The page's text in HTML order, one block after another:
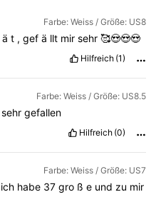
Farbe: Weiss / Größe: US8
ä t , gef ä llt mir sehr 🥰😍😍😍
Hilfreich (1)
Farbe: Weiss / Größe: US8.5
sehr gefallen
Hilfreich (0)
Farbe: Weiss / Größe: US7
ich habe 37 gro ß e und zu mir